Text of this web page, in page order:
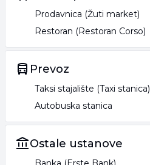
Prodavnica (Žuti market)
Restoran (Restoran Corso)
Prevoz
Taksi stajalište (Taxi stanica)
Autobuska stanica
Ostale ustanove